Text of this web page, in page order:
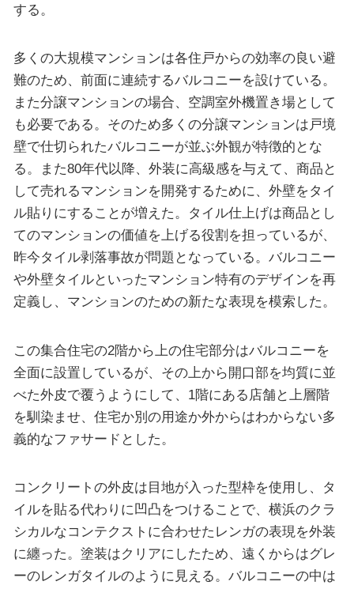
する。
多くの大規模マンションは各住戸からの効率の良い避
難のため、前面に連続するバルコニーを設けている。
また分譲マンションの場合、空調室外機置き場として
も必要である。そのため多くの分譲マンションは戸境
壁で仕切られたバルコニーが並ぶ外観が特徴的とな
る。また80年代以降、外装に高級感を与えて、商品と
して売れるマンションを開発するために、外壁をタイ
ル貼りにすることが増えた。タイル仕上げは商品とし
てのマンションの価値を上げる役割を担っているが、
昨今タイル剥落事故が問題となっている。バルコニー
や外壁タイルといったマンション特有のデザインを再
定義し、マンションのための新たな表現を模索した。
この集合住宅の2階から上の住宅部分はバルコニーを
全面に設置しているが、その上から開口部を均質に並
べた外皮で覆うようにして、1階にある店舗と上層階
を馴染ませ、住宅か別の用途か外からはわからない多
義的なファサードとした。
コンクリートの外皮は目地が入った型枠を使用し、タ
イルを貼る代わりに凹凸をつけることで、横浜のクラ
シカルなコンテクストに合わせたレンガの表現を外装
に纏った。塗装はクリアにしたため、遠くからはグレ
ーのレンガタイルのように見える。バルコニーの中は